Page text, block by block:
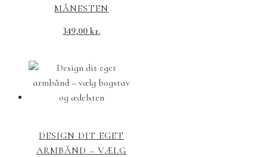
MÅNESTEN
349,00kr.
DESIGN DIT EGET
ARMBÅND – VÆLG